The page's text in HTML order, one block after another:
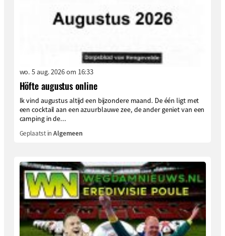
wo. 5 aug. 2026 om 16:33
Höfte augustus online
Ik vind augustus altijd een bijzondere maand. De één ligt met
een cocktail aan een azuurblauwe zee, de ander geniet van een
camping in de...
Geplaatst inAlgemeen